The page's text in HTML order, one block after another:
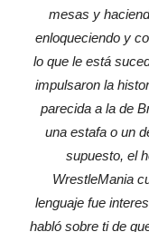
mesas y
enloqueciendo y
lo que le está
impulsaron la
parecida a la de
una estafa o un
supuesto, el
WrestleMania
lenguaje fue
habló sobre ti de